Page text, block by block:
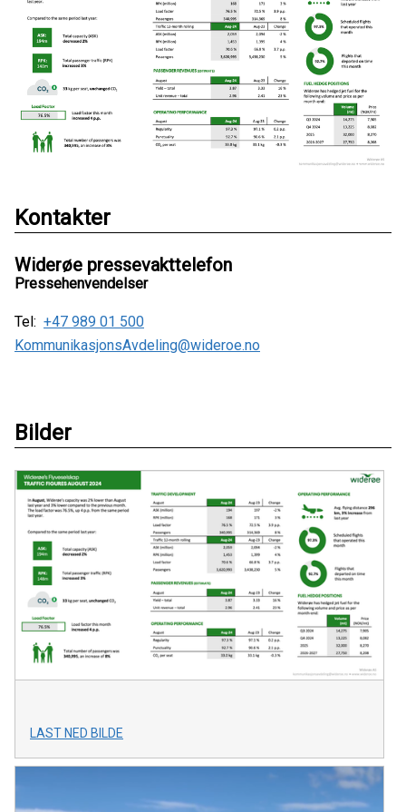
Kontakter
Widerøe pressevakttelefon
Pressehenvendelser
Tel: +47 989 01 500
KommunikasjonsAvdeling@wideroe.no
Bilder
LAST NED BILDE